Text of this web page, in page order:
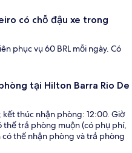
có chỗ đậu xe trong
phục vụ 60 BRL mỗi ngày. Có
tại Hilton Barra Rio De
thúc nhận phòng: 12:00. Giờ
thể trả phòng muộn (có phụ phí,
thể nhận phòng và trả phòng